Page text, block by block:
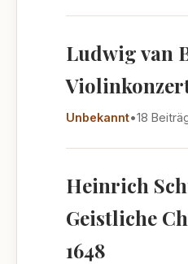
Ludwig van
Unbekannt•18
Heinrich
Geistliche
1648